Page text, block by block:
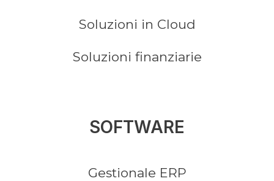
Soluzioni in Cloud
Soluzioni finanziarie
SOFTWARE
Gestionale ERP